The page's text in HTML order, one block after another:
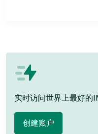
实时访问世界上最好的
创建账户